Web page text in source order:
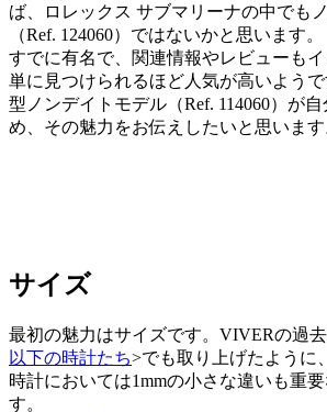
ば、ロレックス サブマリーナの中でも
（Ref. 124060）ではないかと思います。
すでに有名で、関連情報やレビューも
単に見つけられるほど人気が高いよう
型ノンデイトモデル（Ref. 114060）が
め、その魅力をお伝えしたいと思います
サイズ
最初の魅力はサイズです。VIVERの過
以下の時計たち>でも取り上げたように、
時計においては1mmの小さな違いも重
す。